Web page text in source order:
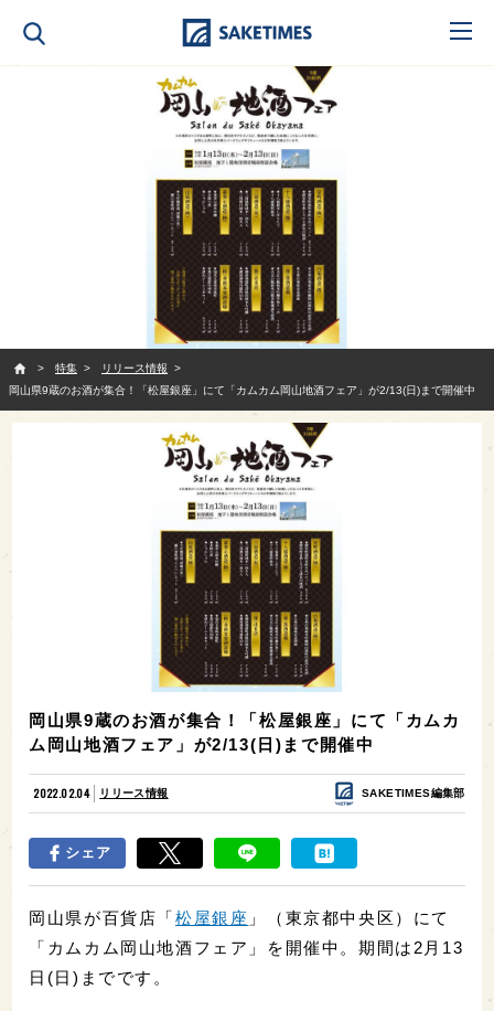
特集
リリース情報
岡山県9蔵のお酒が集合！「松屋銀座」にて「カムカム岡山地酒フェア」が2/13(日)まで開催中
岡山県9蔵のお酒が集合！「松屋銀座」にて「カムカ
ム岡山地酒フェア」が2/13(日)まで開催中
2022.02.04 リリース情報 SAKETIMES編集部
シェア
岡山県が百貨店「松屋銀座 」（東京都中央区）にて
「カムカム岡山地酒フェア」を開催中。期間は2月13
日(日)までです。